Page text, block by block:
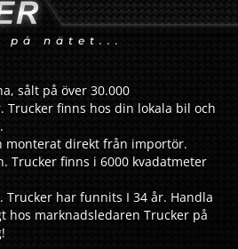
på nätet...
sålt på över 30.000
Trucker finns hos din lokala bil och
monterat direkt från importör.
Trucker finns i 6000 kvadatmeter
Trucker har funnits I 34 år. Handla
hos marknadsledaren Trucker på